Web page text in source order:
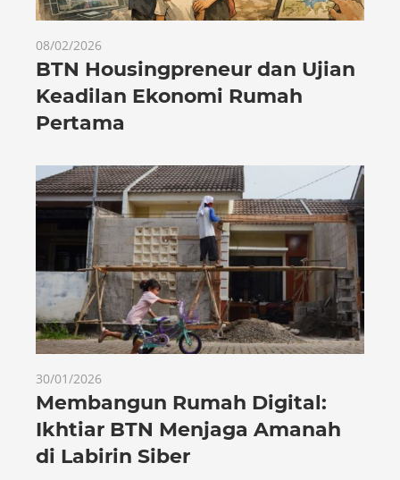
08/02/2026
BTN Housingpreneur dan Ujian
Keadilan Ekonomi Rumah
Pertama
30/01/2026
Membangun Rumah Digital:
Ikhtiar BTN Menjaga Amanah
di Labirin Siber